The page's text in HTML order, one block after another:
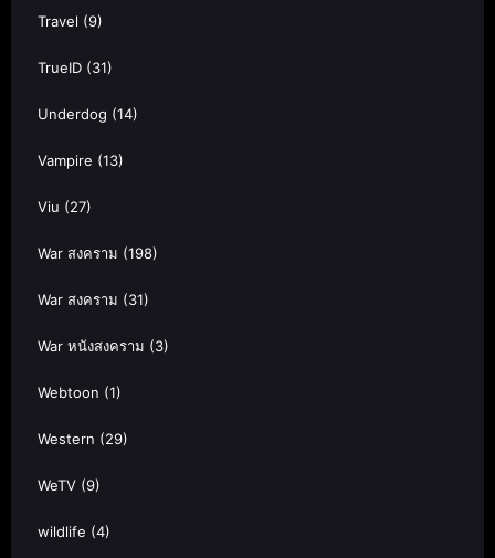
Travel (9)
TrueID (31)
Underdog (14)
Vampire (13)
Viu (27)
War สงคราม (198)
War สงคราม (31)
War หนังสงคราม (3)
Webtoon (1)
Western (29)
WeTV (9)
wildlife (4)